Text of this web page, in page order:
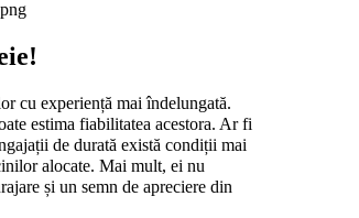
cu experiență mai îndelungată.
estima fiabilitatea acestora. Ar fi
de durată există condiții mai
alocate. Mai mult, ei nu
și un semn de apreciere din